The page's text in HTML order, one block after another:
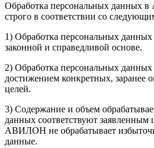
Обработка персональных данных
строго в соответствии со
1) Обработка персональных данных
законной и справедливой основе.
2) Обработка персональных данных
достижением конкретных, заранее
целей.
3) Содержание и объем
данных соответствуют заявленным
АВИЛОН не обрабатывает
данные.